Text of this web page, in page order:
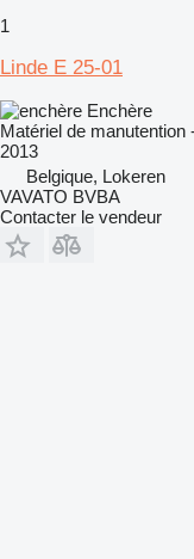
1
Linde E 25-01
Enchère
Matériel de
2013
Belgique, Lokeren
VAVATO BVBA
Contacter le vendeur